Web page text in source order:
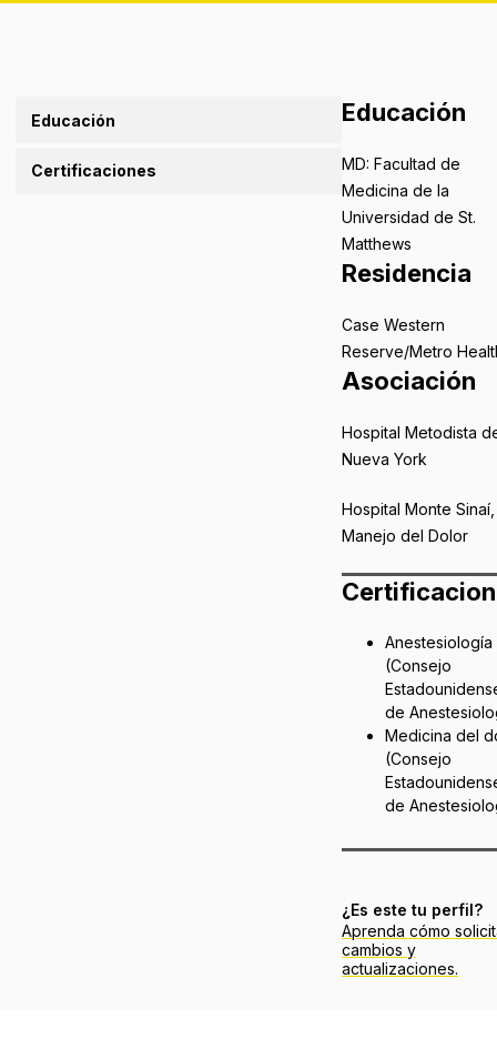
Educación
Certificaciones
Educación
MD: Facultad de
Medicina de la
Universidad de St.
Matthews
Residencia
Case Western
Reserve/Metro
Asociación
Hospital Metodista
Nueva York
Hospital Monte Sinaí,
Manejo del Dolor
Anestesiología
(Consejo
de
Medicina del
(Consejo
de
¿Es este tu perfil?
Aprenda cómo
cambios y
actualizaciones.